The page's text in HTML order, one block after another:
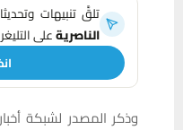
تلقَّ تنبيهات
الناصريةعلى
وذكر المصدر لشبكة